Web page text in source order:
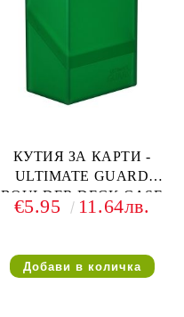
КУТИЯ ЗА КАРТИ -
ULTIMATE GUARD
BOULDER DECK CASE
(за LCG, TCG и др) 60+ -
€5.95 11.64лв.